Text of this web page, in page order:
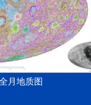
月地质图